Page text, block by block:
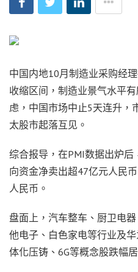
中国内地10月制造业采购经
收缩区间，制造业景气水平
虑，中国市场中止5天连升，
太股市起落互见。
综合报导，在PMI数据出炉
向资金净卖出超47亿元人民
人民币。
盘面上，汽车整车、厨卫电
他电子、白色家电等行业及
体化压铸、6G等概念股跌幅居